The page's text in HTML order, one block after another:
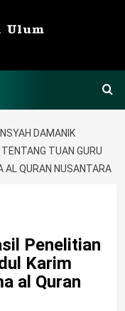
DAMANIK
TUAN GURU
AL QURAN NUSANTARA
Penelitian
Karim
al Quran